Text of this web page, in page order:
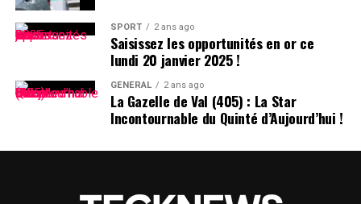
SPORT 2 ans ago
Saisissez les opportunités en or ce
lundi 20 janvier 2025 !
GÉNÉRAL 2 ans ago
La Gazelle de Val (405) : La Star
Incontournable du Quinté d’Aujourd’hui !